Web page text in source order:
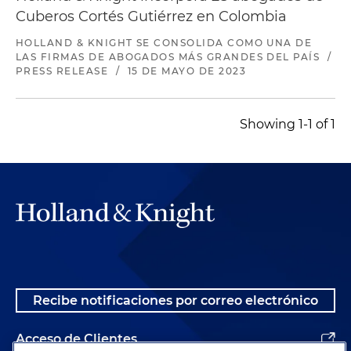
procesos laborales ordinarios de única, primera y
segunda instancia
Cuberos Cortés Gutiérrez en Colombia
HOLLAND & KNIGHT SE CONSOLIDA COMO UNA DE
LAS FIRMAS DE ABOGADOS MÁS GRANDES DEL PAÍS
/
PRESS RELEASE
/ 15 DE MAYO DE 2023
Showing 1-1 of 1
Recibe notificaciones por correo electrónico
Acceso de Clientes